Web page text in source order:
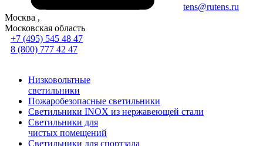
tens@rutens.ru
Москва ,
Московская область
+7 (495) 545 48 47
8 (800) 777 42 47
Низковольтные
светильники
Пожаробезопасные светильники
Светильники INOX из нержавеющей стали
Светильники для
чистых помещений
Светильники для спортзала